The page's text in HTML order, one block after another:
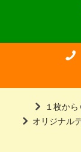
１枚か
オリジナル